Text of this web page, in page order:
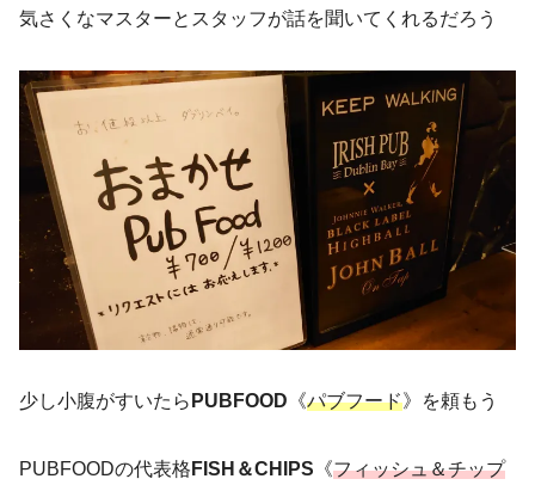
気さくなマスターとスタッフが話を聞いてくれるだろう
少し小腹がすいたら PUBFOOD 《パブフード》を頼もう
PUBFOODの代表格 FISH＆CHIPS 《フィッシュ＆チップ